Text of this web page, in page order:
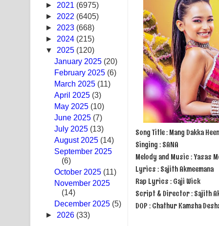
Swetha Sande Song Lyrics - ශ්වේත සඳේ ගීතයේ පද
Ma Igili Giya Lyrics - මා ඉගිලී ගියා ගීතයේ පද පෙළ
Ras Balan Song Lyrics - රැස් බලන් ගීතයේ පද පෙළ
Hoda sihiyen Song Lyrics - හොද සිහියෙන් ගීතයේ
Awanken Song Lyrics - අවංකෙන් ගීතයේ පද පෙළ
Pa Sina Song Lyrics - පෑ සිනා ගීතයේ පද පෙළ
Pemwanthiye Song Lyrics - පෙම්වන්තියේ ගීතයේ
Manobhawa Song Lyrics - මනෝභව ගීතයේ පද පෙළ
Akahe Indala Song Lyrics - ආකාහේ ඉඳලා ගීතයේ පද
Raawaya Song Lyrics - රාවය ගීතයේ පද පෙළ
Saddeta Denna Song Lyrics - සද්දෙට දෙන්න ගීතයේ
► 2021 (6975)
► 2022 (6405)
► 2023 (668)
► 2024 (215)
▼ 2025 (120)
January 2025 (20)
February 2025 (6)
March 2025 (11)
April 2025 (3)
May 2025 (10)
June 2025 (7)
July 2025 (13)
August 2025 (14)
September 2025
(6)
October 2025 (11)
November 2025
(14)
December 2025 (5)
► 2026 (33)
Song Title : Mang Dakka
Singing : SANA
Melody and Music : Yasas
Lyrics : Sajith Akmeemana
Rap Lyrics : Gaji Wick
Script & Director : Sajith
DOP : Chathur Kamsha